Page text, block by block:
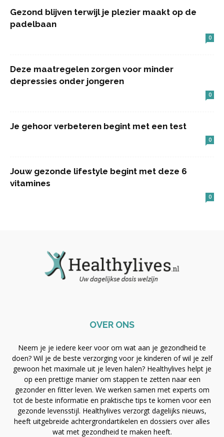
Gezond blijven terwijl je plezier maakt op de
padelbaan
0
Deze maatregelen zorgen voor minder
depressies onder jongeren
0
Je gehoor verbeteren begint met een test
0
Jouw gezonde lifestyle begint met deze 6
vitamines
0
OVER ONS
Neem je je iedere keer voor om wat aan je gezondheid te
doen? Wil je de beste verzorging voor je kinderen of wil je zelf
gewoon het maximale uit je leven halen? Healthylives helpt je
op een prettige manier om stappen te zetten naar een
gezonder en fitter leven. We werken samen met experts om
tot de beste informatie en praktische tips te komen voor een
gezonde levensstijl. Healthylives verzorgt dagelijks nieuws,
heeft uitgebreide achtergrondartikelen en dossiers over alles
wat met gezondheid te maken heeft.